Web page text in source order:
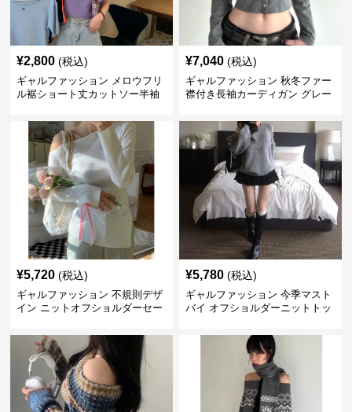
¥2,800 (税込)
ギャルファッション メロウフリ
ル裾ショート丈カットソー半袖
¥7,040 (税込)
ギャルファッション 秋冬ファー
襟付き長袖カーディガン グレー
¥5,720 (税込)
ギャルファッション 不規則デザ
イン ニットオフショルダーセー
¥5,780 (税込)
ギャルファッション 今季マスト
バイ オフショルダーニットトッ